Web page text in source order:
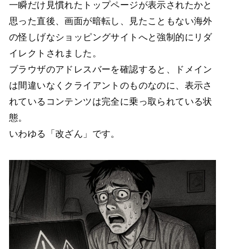
一瞬だけ見慣れたトップページが表示されたかと
思った直後、画面が暗転し、見たこともない海外
の怪しげなショッピングサイトへと強制的にリダ
イレクトされました。
ブラウザのアドレスバーを確認すると、ドメイン
は間違いなくクライアントのものなのに、表示さ
れているコンテンツは完全に乗っ取られている状
態。
いわゆる「改ざん」です。